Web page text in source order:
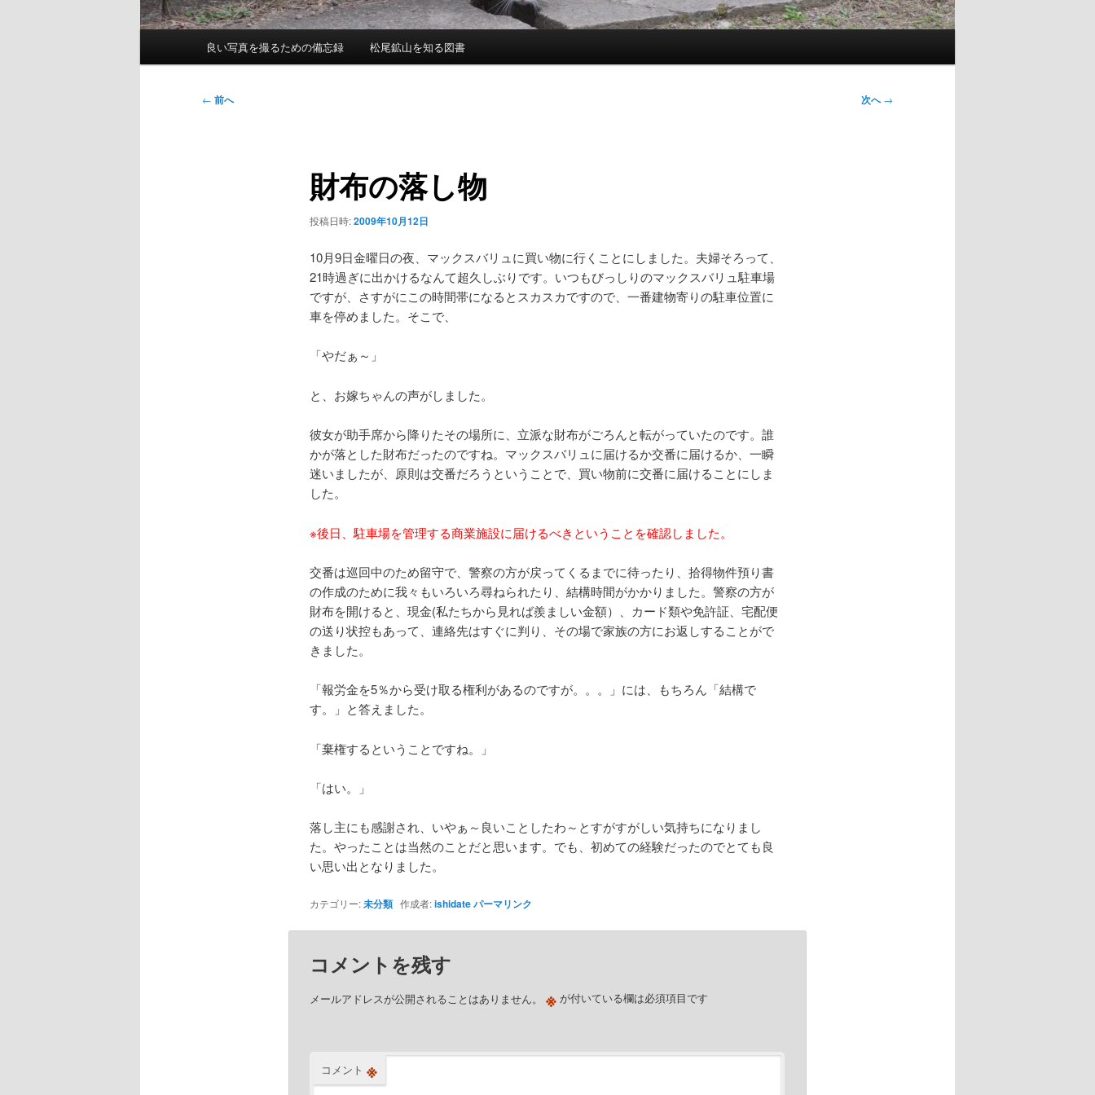
良い写真を撮るための備忘録 松尾鉱山を知る図書
投
← 前へ 次へ→
財布の落し物
投稿日時:2009年10月12日
10月9日金曜日の夜、マックスバリュに買い物に行くことにしました。夫婦そろって、
21時過ぎに出かけるなんて超久しぶりです。いつもびっしりのマックスバリュ駐車場
ですが、さすがにこの時間帯になるとスカスカですので、一番建物寄りの駐車位置に
車を停めました。そこで、
「やだぁ～」
と、お嫁ちゃんの声がしました。
彼女が助手席から降りたその場所に、立派な財布がごろんと転がっていたのです。誰
かが落とした財布だったのですね。マックスバリュに届けるか交番に届けるか、一瞬
迷いましたが、原則は交番だろうということで、買い物前に交番に届けることにしま
した。
※後日、駐車場を管理する商業施設に届けるべきということを確認しました。
交番は巡回中のため留守で、警察の方が戻ってくるまでに待ったり、拾得物件預り書
の作成のために我々もいろいろ尋ねられたり、結構時間がかかりました。警察の方が
財布を開けると、現金(私たちから見れば羨ましい金額）、カード類や免許証、宅配便
の送り状控もあって、連絡先はすぐに判り、その場で家族の方にお返しすることがで
きました。
「報労金を5％から受け取る権利があるのですが。。。」には、もちろん「結構で
す。」と答えました。
「棄権するということですね。」
「はい。」
落し主にも感謝され、いやぁ～良いことしたわ～とすがすがしい気持ちになりまし
た。やったことは当然のことだと思います。でも、初めての経験だったのでとても良
い思い出となりました。
カテゴリー:未分類作成者:ishidateパーマリンク
コメントを残す
メールアドレスが公開されることはありません。 ※が付いている欄は必須項目です
コメント ※